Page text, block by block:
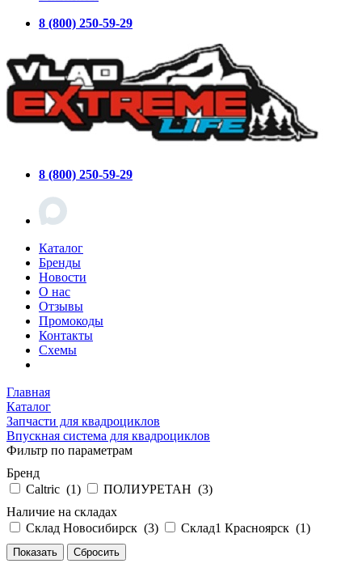
8 (800) 250-59-29
8 (800) 250-59-29
Каталог
Бренды
Новости
О нас
Отзывы
Промокоды
Контакты
Схемы
Главная
Каталог
Запчасти для квадроциклов
Впускная система для квадроциклов
Фильтр по параметрам
Бренд
Caltric (1) ПОЛИУРЕТАН (3)
Наличие на складах
Склад Новосибирск (3) Склад1 Красноярск (1)